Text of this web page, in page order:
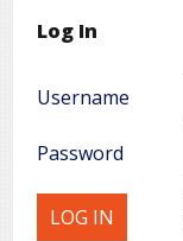
Log In
Username
Password